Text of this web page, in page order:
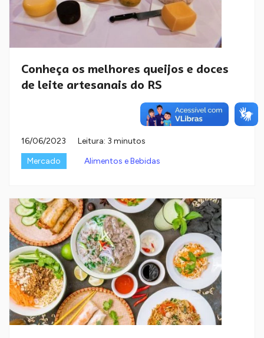
Conheça os melhores queijos e doces
de leite artesanais do RS
16/06/2023
Leitura: 3 minutos
Mercado
Alimentos e Bebidas